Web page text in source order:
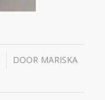
DOOR MARISKA